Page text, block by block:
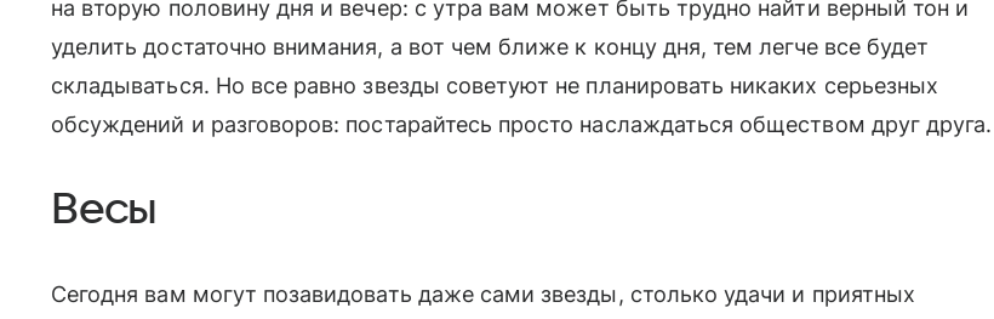
на вторую половину дня и вечер: с утра вам может быть трудно найти верный тон и
уделить достаточно внимания, а вот чем ближе к концу дня, тем легче все будет
складываться. Но все равно звезды советуют не планировать никаких серьезных
обсуждений и разговоров: постарайтесь просто наслаждаться обществом друг друга.
Весы
Сегодня вам могут позавидовать даже сами звезды, столько удачи и приятных